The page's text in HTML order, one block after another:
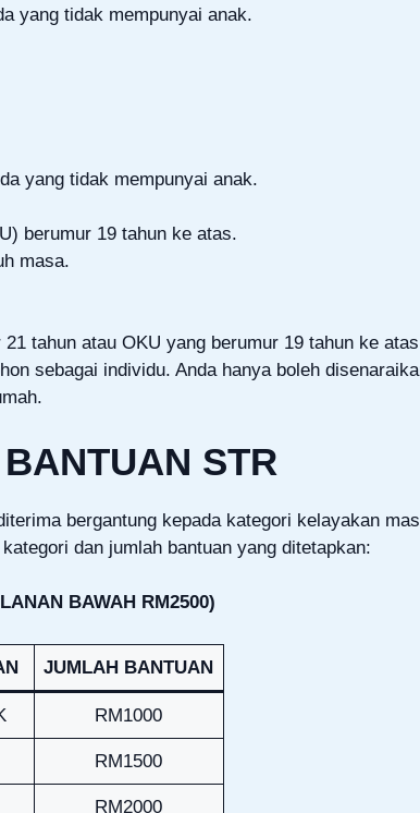
yang tidak mempunyai anak.
yang tidak mempunyai anak.
berumur 19 tahun ke atas.
masa.
tahun atau OKU yang berumur 19 tahun ke atas
sebagai individu. Anda hanya boleh
STR
bergantung kepada kategori kelayakan
dan jumlah bantuan yang ditetapkan:
BAWAH RM2500)
JUMLAH BANTUAN
RM1000
RM1500
RM2000